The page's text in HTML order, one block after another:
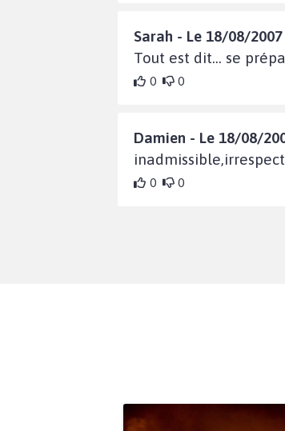
Sarah - Le 18/08/
Tout est dit... se
0 0
Damien - Le 18/08/
0 0